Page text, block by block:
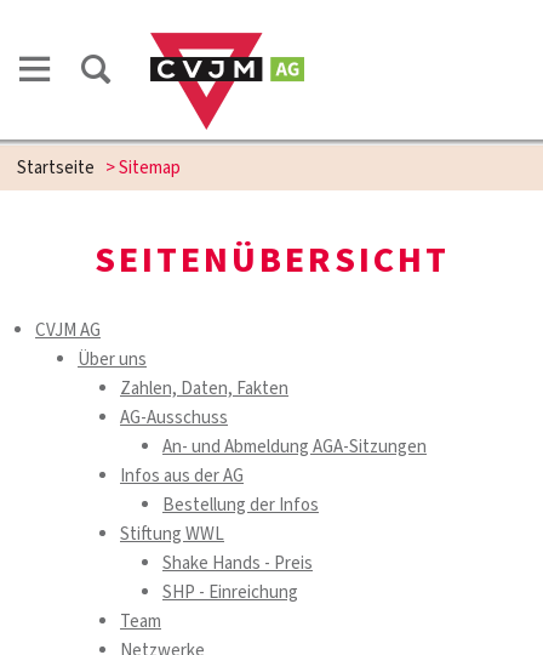
Startseite >Sitemap
SEITENÜBERSICHT
CVJM AG
Über uns
Zahlen, Daten, Fakten
AG-Ausschuss
An- und Abmeldung AGA-Sitzungen
Infos aus der AG
Bestellung der Infos
Stiftung WWL
Shake Hands - Preis
SHP - Einreichung
Team